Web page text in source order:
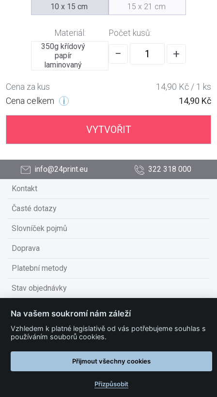
10 x 15 cm
15 x 21 cm
Materiál:
350g křídový
papír
laminovaný
Počet kusů:
− +
Cena za kus
14,90 Kč / 1 ks
Cena celkem
14,90 Kč
VYTVOŘIT
info@24print.eu 322 318 000
Kontakt
Časté dotazy
Slovníček pojmů
Doprava
Platební metody
Stav objednávky
Obchodní podmínky
Technické podmínky
Na vašem soukromí nám záleží
Vzhledem k platné legislativě od vás potřebujeme souhlas s
používáním souborů cookies.
Přijmout všechny cookies
Přizpůsobit